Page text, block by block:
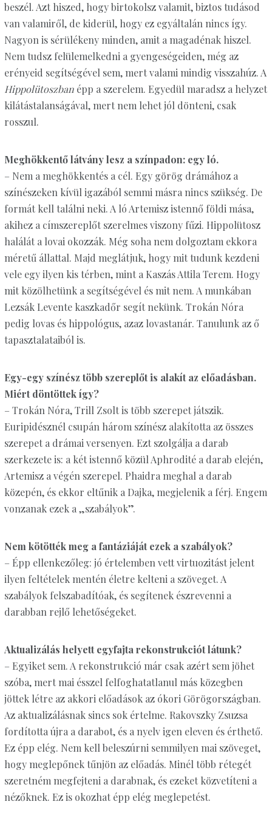
beszél. Azt hiszed, hogy birtokolsz valamit, biztos tudásod
van valamiről, de kiderül, hogy ez egyáltalán nincs így.
Nagyon is sérülékeny minden, amit a magadénak hiszel.
Nem tudsz felülemelkedni a gyengeségeiden, még az
erényeid segítségével sem, mert valami mindig visszahúz. A
Hippolütoszbanépp a szerelem. Egyedül maradsz a helyzet
kilátástalanságával, mert nem lehet jól dönteni, csak
rosszul.
Meghökkentő látvány lesz a színpadon: egy ló.
– Nem a meghökkentés a cél. Egy görög drámához a
színészeken kívül igazából semmi másra nincs szükség. De
formát kell találni neki. A ló Artemisz istennő földi mása,
akihez a címszereplőt szerelmes viszony fűzi. Hippolütosz
halálát a lovai okozzák. Még soha nem dolgoztam ekkora
méretű állattal. Majd meglátjuk, hogy mit tudunk kezdeni
vele egy ilyen kis térben, mint a Kaszás Attila Terem. Hogy
mit közölhetünk a segítségével és mit nem. A munkában
Lezsák Levente kaszkadőr segít nekünk. Trokán Nóra
pedig lovas és hippológus, azaz lovastanár. Tanulunk az ő
tapasztalataiból is.
Egy-egy színész több szereplőt is alakít az előadásban.
Miért dön­töttek így?
– Trokán Nóra, Trill Zsolt is több szerepet játszik.
Euripidésznél csupán három színész alakította az összes
szerepet a drámai versenyen. Ezt szolgálja a darab
szerkezete is: a két istennő közül Aphrodité a darab elején,
Artemisz a végén szerepel. Phaidra meghal a darab
közepén, és ekkor eltűnik a Dajka, megjelenik a férj. Engem
vonzanak ezek a „szabályok”.
Nem kötötték meg a fantáziáját ezek a szabályok?
– Épp ellenkezőleg: jó értelemben vett virtuozitást jelent
ilyen feltételek mentén életre kelteni a szöveget. A
szabályok felszabadítóak, és segítenek észrevenni a
darabban rejlő lehetőségeket.
Aktualizálás helyett egyfajta rekonstrukciót látunk?
– Egyiket sem. A rekonstrukció már csak azért sem jöhet
szóba, mert mai ésszel felfoghatatlanul más közegben
jöttek létre az akkori előadások az ókori Görögországban.
Az aktualizálásnak sincs sok értelme. Rakovszky Zsuzsa
fordította újra a darabot, és a nyelv igen eleven és érthető.
Ez épp elég. Nem kell beleszúrni semmilyen mai szöveget,
hogy meglepőnek tűnjön az előadás. Minél több rétegét
szeretném megfejteni a darabnak, és ezeket közvetíteni a
nézőknek. Ez is okozhat épp elég meglepetést.